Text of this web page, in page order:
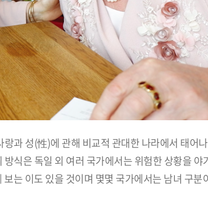
과 성(性)에 관해 비교적 관대한 나라에서 태어
식은 독일 외 여러 국가에서는 위험한 상황을 야
는 이도 있을 것이며 몇몇 국가에서는 남녀 구분